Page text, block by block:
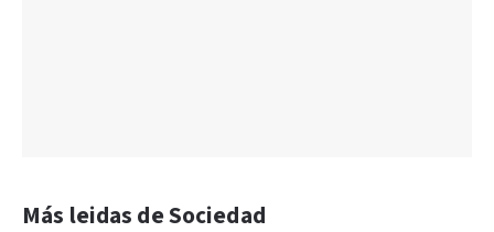
Más leidas de Sociedad